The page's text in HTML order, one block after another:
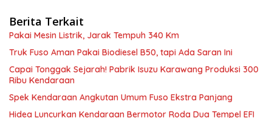
Berita Terkait
Pakai Mesin Listrik, Jarak Tempuh 340 Km
Truk Fuso Aman Pakai Biodiesel B50, tapi Ada Saran Ini
Capai Tonggak Sejarah! Pabrik Isuzu Karawang Produksi 300
Ribu Kendaraan
Spek Kendaraan Angkutan Umum Fuso Ekstra Panjang
Hidea Luncurkan Kendaraan Bermotor Roda Dua Tempel EFI